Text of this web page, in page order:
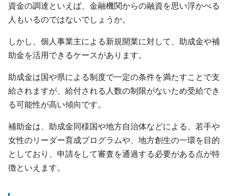
資金の調達といえば、金融機関からの融資を思い浮かべる
人もいるのではないでしょうか。
しかし、個人事業主による新規開業に対して、助成金や補
助金を活用できるケースがあります。
助成金は国や県による制度で一定の条件を満たすことで支
給されますが、給付される人数の制限がないため受給でき
る可能性が高い傾向です。
補助金は、助成金同様国や地方自治体などによる、若手や
女性のリーダー育成プログラムや、地方創生の一環を目的
としており、申請をして審査を通過する必要がある点が特
徴といえます。